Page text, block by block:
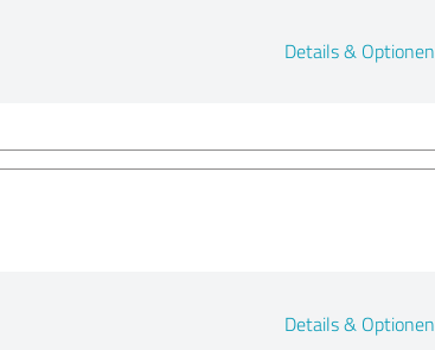
Details & Optionen
Details & Optionen